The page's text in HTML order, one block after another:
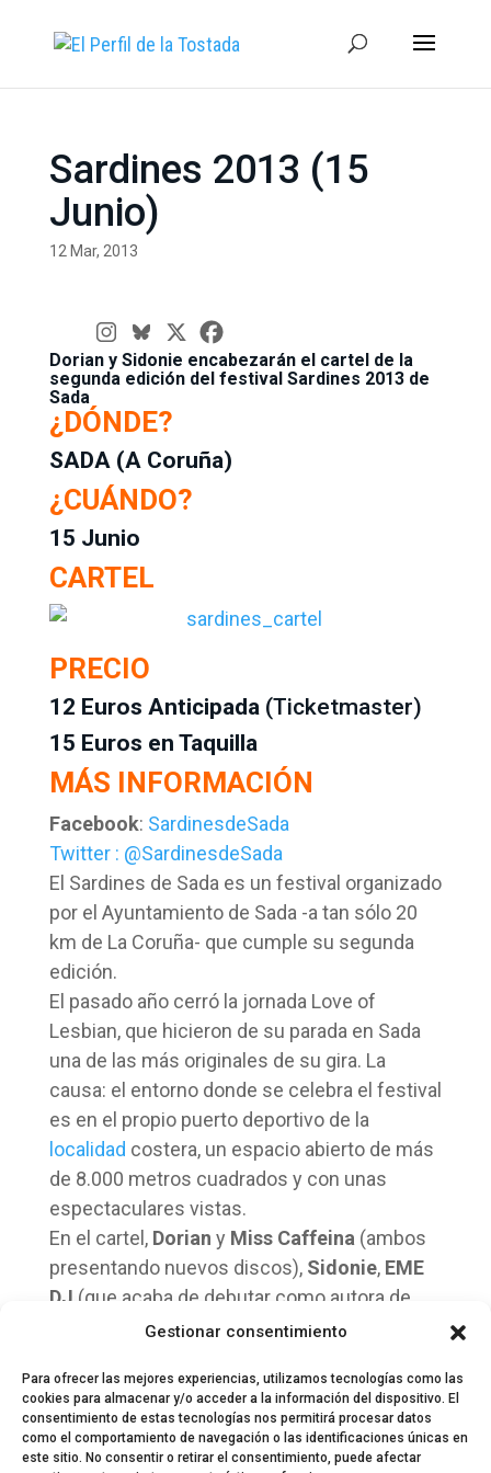
Gestionar consentimiento
Para ofrecer las mejores experiencias, utilizamos tecnologías como las
cookies para almacenar y/o acceder a la información del dispositivo. El
consentimiento de estas tecnologías nos permitirá procesar datos
como el comportamiento de navegación o las identificaciones únicas en
este sitio. No consentir o retirar el consentimiento, puede afectar
Sardines 2013 (15
Junio)
12 Mar, 2013
Dorian y Sidonie encabezarán el cartel de la
segunda edición del festival Sardines 2013 de
Sada
¿DÓNDE?
SADA (A Coruña)
¿CUÁNDO?
15 Junio
CARTEL
PRECIO
12 Euros Anticipada(Ticketmaster)
15 Euros en Taquilla
MÁS INFORMACIÓN
Facebook: SardinesdeSada
Twitter : @SardinesdeSada
El Sardines de Sada es un festival organizado
por el Ayuntamiento de Sada -a tan sólo 20
km de La Coruña- que cumple su segunda
edición.
El pasado año cerró la jornada Love of
Lesbian, que hicieron de su parada en Sada
una de las más originales de su gira. La
causa: el entorno donde se celebra el festival
es en el propio puerto deportivo de la
localidad costera, un espacio abierto de más
de 8.000 metros cuadrados y con unas
espectaculares vistas.
En el cartel, Dorian y Miss Caffeina (ambos
presentando nuevos discos), Sidonie, EME
DJ (que acaba de debutar como autora de
rompepistas propios) y los locales